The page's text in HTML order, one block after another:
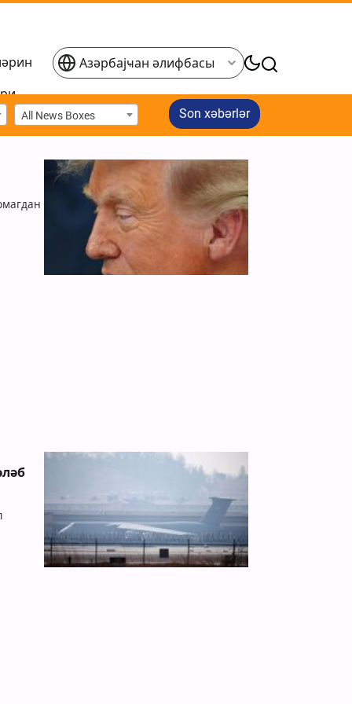
Азәрбајҹан әлифбасы
All News Boxes Son xəbərlər